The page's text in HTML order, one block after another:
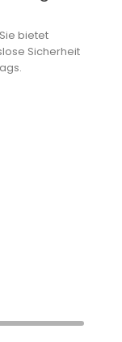
Sie bietet
Sicherheit
.